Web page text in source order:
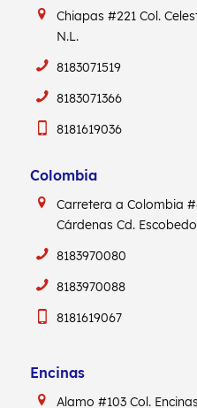
Chiapas #221Col.
N.L.
8183071519
8183071366
8181619036
Colombia
Carretera a Colombia
CárdenasCd.
8183970080
8183970088
8181619067
Encinas
Alamo #103Col.